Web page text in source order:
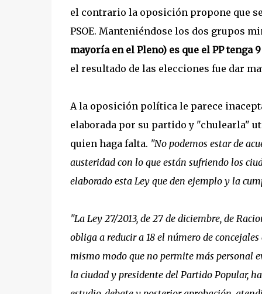
el contrario la oposición propone que
PSOE. Manteniéndose los dos grupos
mayoría en el Pleno) es que el PP
el resultado de las elecciones fue dar
A la oposición política le parece
elaborada por su partido y "chulearla"
quien haga falta. "No podemos estar de
austeridad con lo que están sufriendo los
elaborado esta Ley que den ejemplo y la
"La Ley 27/2013, de 27 de diciembre, de
obliga a reducir a 18 el número de
mismo modo que no permite más personal
la ciudad y presidente del Partido Popular,